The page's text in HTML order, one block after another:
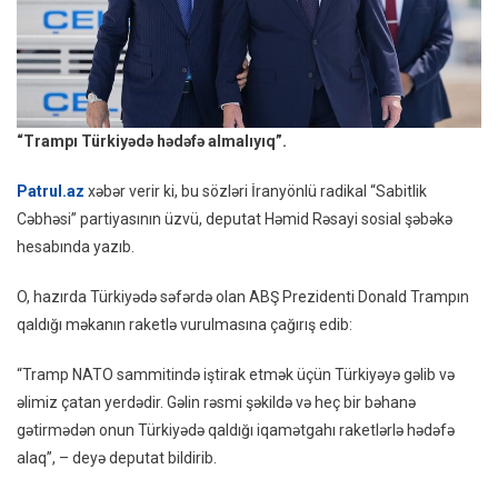
“Trampı Türkiyədə hədəfə almalıyıq”.
Patrul.az xəbər verir ki, bu sözləri İranyönlü radikal “Sabitlik
Cəbhəsi” partiyasının üzvü, deputat Həmid Rəsayi sosial şəbəkə
hesabında yazıb.
O, hazırda Türkiyədə səfərdə olan ABŞ Prezidenti Donald Trampın
qaldığı məkanın raketlə vurulmasına çağırış edib:
“Tramp NATO sammitində iştirak etmək üçün Türkiyəyə gəlib və
əlimiz çatan yerdədir. Gəlin rəsmi şəkildə və heç bir bəhanə
gətirmədən onun Türkiyədə qaldığı iqamətgahı raketlərlə hədəfə
alaq”, – deyə deputat bildirib.